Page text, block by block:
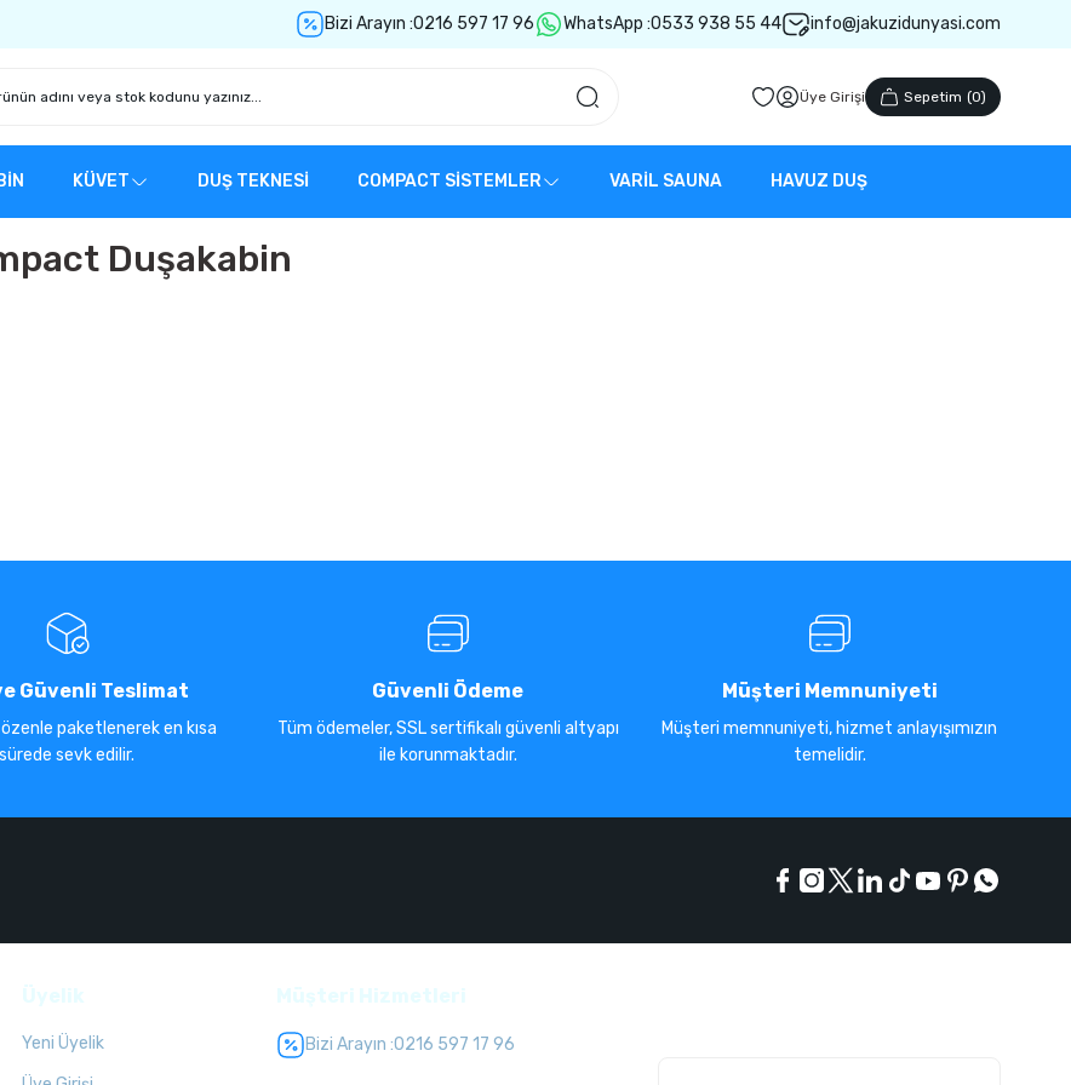
Bizi Arayın :0216 597 17 96 WhatsApp :0533 938 55 44 info@jakuzidunyasi.com
Üye Girişi Sepetim (0)
KÜVET DUŞ TEKNESİ COMPACT SİSTEMLER VARİL SAUNA HAVUZ DUŞ
Duşakabin
Güvenli Teslimat
paketlenerek en kısa
sürede sevk edilir.
Güvenli Ödeme
Tüm ödemeler, SSL sertifikalı güvenli altyapı
ile korunmaktadır.
Müşteri Memnuniyeti
Müşteri memnuniyeti, hizmet anlayışımızın
temelidir.
Yeni Üyelik
Bizi Arayın :0216 597 17 96